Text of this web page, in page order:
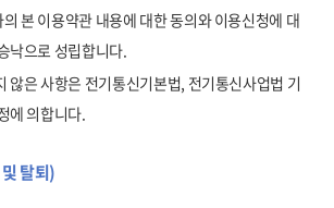
본 이용약관 내용에 대한 동의와 이용신청에 대
낙으로 성립합니다.
않은 사항은 전기통신기본법, 전기통신사업법 기
에 의합니다.
탈퇴)